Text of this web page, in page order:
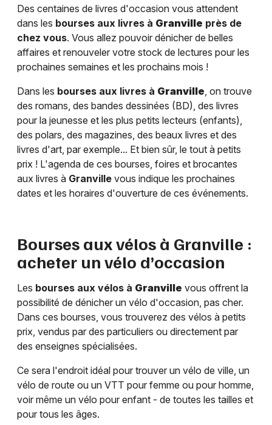
Des centaines de livres d'occasion vous attendent
dans les bourses aux livres à Granville près de
chez vous. Vous allez pouvoir dénicher de belles
affaires et renouveler votre stock de lectures pour les
prochaines semaines et les prochains mois !
Dans les bourses aux livres à Granville, on trouve
des romans, des bandes dessinées (BD), des livres
pour la jeunesse et les plus petits lecteurs (enfants),
des polars, des magazines, des beaux livres et des
livres d'art, par exemple... Et bien sûr, le tout à petits
prix ! L'agenda de ces bourses, foires et brocantes
aux livres à Granville vous indique les prochaines
dates et les horaires d'ouverture de ces événements.
Bourses aux vélos à Granville :
acheter un vélo d’occasion
Les bourses aux vélos à Granville vous offrent la
possibilité de dénicher un vélo d'occasion, pas cher.
Dans ces bourses, vous trouverez des vélos à petits
prix, vendus par des particuliers ou directement par
des enseignes spécialisées.
Ce sera l'endroit idéal pour trouver un vélo de ville, un
vélo de route ou un VTT pour femme ou pour homme,
voir même un vélo pour enfant - de toutes les tailles et
pour tous les âges.